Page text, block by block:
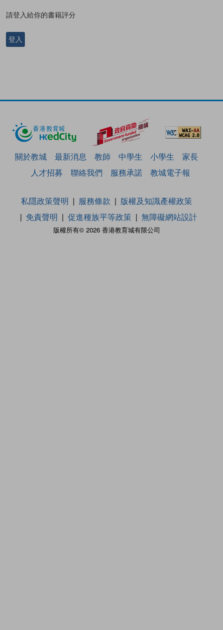
請登入給你的書籍評分
登入
關於教城 最新消息 教師 中學生 小學生
家長
人才招募
聯絡我們 服務承諾 教城電子報
版權所有© 2026 香港教育城有限公司
私隱政策聲明 服務條款
版權及知識產權政策
免責聲明
促進種族平等政策 無障礙網站設計